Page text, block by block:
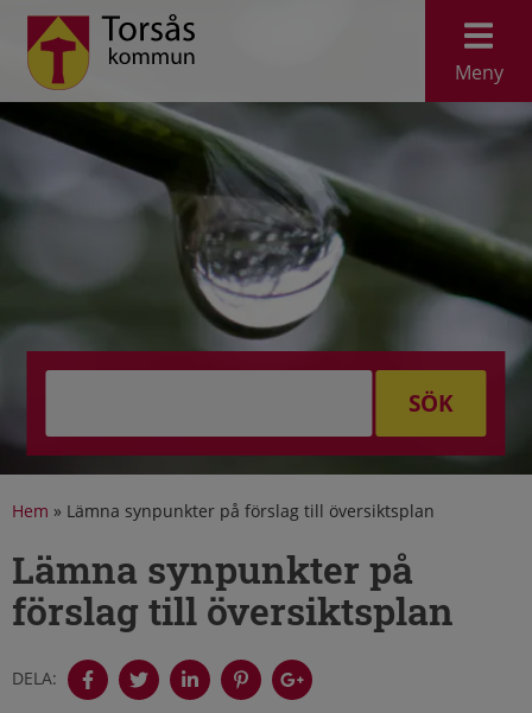
Meny
SÖK
Hem » Lämna synpunkter på förslag till översiktsplan
Lämna synpunkter på
förslag till översiktsplan
DELA: